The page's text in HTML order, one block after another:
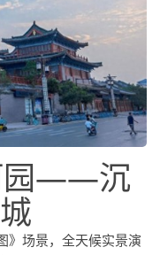
园——沉
》场景，全天候实景演